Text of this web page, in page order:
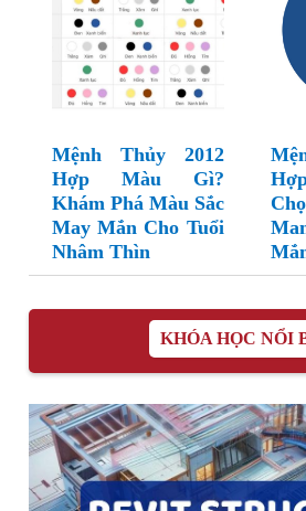
Mệnh Thủy 2012
Hợp Màu Gì?
Khám Phá Màu Sắc
May Mắn Cho Tuổi
Nhâm Thìn
KHÓA HỌC NỔI